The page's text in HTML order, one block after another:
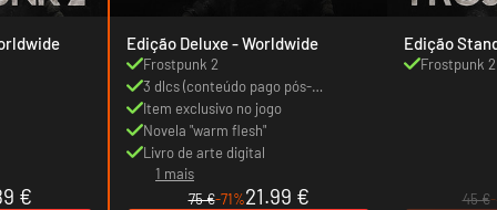
- Worldwide
€
Edição Deluxe - Worldwide
Frostpunk 2
3 dlcs (conteúdo pago pós-
lançamento)
Item exclusivo no jogo
Novela "warm flesh"
Livro de arte digital
1 mais
75 €-71%21.99 €
Frostpunk 2
45 €-